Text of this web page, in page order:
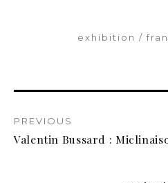
exhibition
PREVIOUS
Valentin Bussard :